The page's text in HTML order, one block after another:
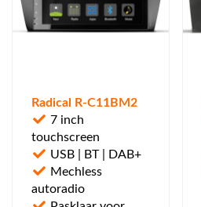
Radical R-C11BM2
7 inch
touchscreen
USB | BT | DAB+
Mechless
autoradio